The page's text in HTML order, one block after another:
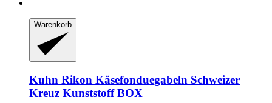
Warenkorb
Kuhn Rikon Käsefonduegabeln Schweizer
Kreuz Kunststoff BOX